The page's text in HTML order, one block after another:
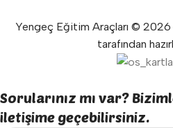
Yengeç Eğitim Araçları ©
tarafından
Sorularınız mı var?
iletişime geçebilirsiniz.